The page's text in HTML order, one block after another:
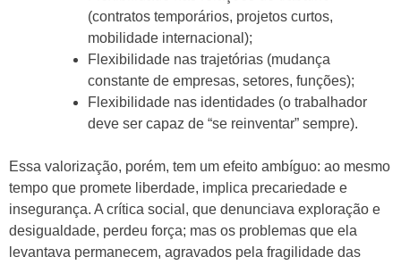
(contratos temporários, projetos curtos,
mobilidade internacional);
Flexibilidade nas trajetórias (mudança
constante de empresas, setores, funções);
Flexibilidade nas identidades (o trabalhador
deve ser capaz de “se reinventar” sempre).
Essa valorização, porém, tem um efeito ambíguo: ao mesmo
tempo que promete liberdade, implica precariedade e
insegurança. A crítica social, que denunciava exploração e
desigualdade, perdeu força; mas os problemas que ela
levantava permanecem, agravados pela fragilidade das